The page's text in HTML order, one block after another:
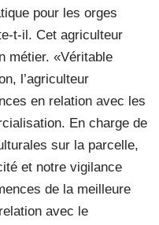
pour les orges
t-il. Cet agriculteur
métier. «Véritable
l’agriculteur
en relation avec les
En charge de
sur la parcelle,
et notre vigilance
de la meilleure
avec le